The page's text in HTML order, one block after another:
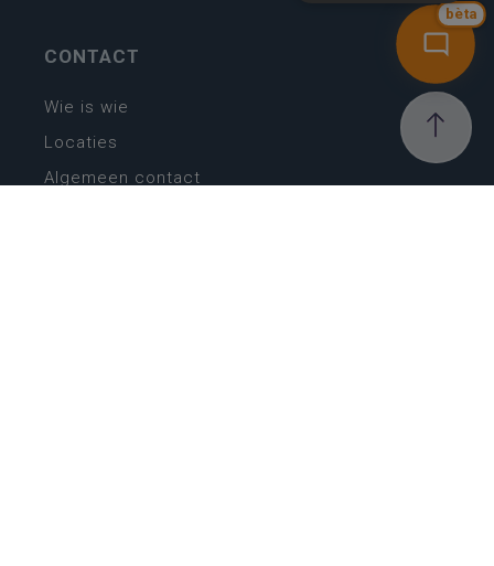
bèta
CONTACT
Wie is wie
Locaties
Algemeen contact